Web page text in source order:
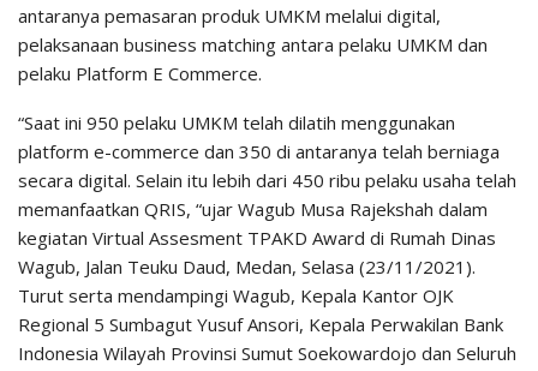
antaranya pemasaran produk UMKM melalui digital,
pelaksanaan business matching antara pelaku UMKM dan
pelaku Platform E Commerce.
“Saat ini 950 pelaku UMKM telah dilatih menggunakan
platform e-commerce dan 350 di antaranya telah berniaga
secara digital. Selain itu lebih dari 450 ribu pelaku usaha telah
memanfaatkan QRIS, “ujar Wagub Musa Rajekshah dalam
kegiatan Virtual Assesment TPAKD Award di Rumah Dinas
Wagub, Jalan Teuku Daud, Medan, Selasa (23/11/2021).
Turut serta mendampingi Wagub, Kepala Kantor OJK
Regional 5 Sumbagut Yusuf Ansori, Kepala Perwakilan Bank
Indonesia Wilayah Provinsi Sumut Soekowardojo dan Seluruh